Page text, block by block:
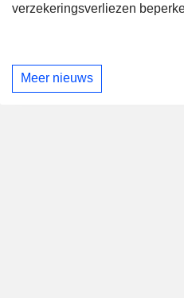
verzekeringsverliezen
Meer nieuws